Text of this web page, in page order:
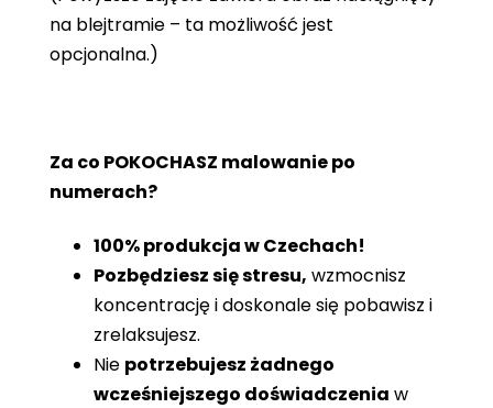
na blejtramie – ta możliwość jest
opcjonalna.)
Za co POKOCHASZ malowanie po
numerach?
100% produkcja w Czechach!
Pozbędziesz się stresu, wzmocnisz
koncentrację i doskonale się pobawisz i
zrelaksujesz.
Nie potrzebujesz żadnego
wcześniejszego doświadczenia w